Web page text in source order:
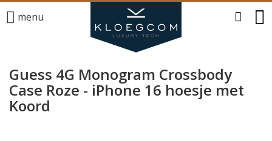
menu
Guess 4G Monogram Crossbody
Case Roze - iPhone 16 hoesje met
Koord